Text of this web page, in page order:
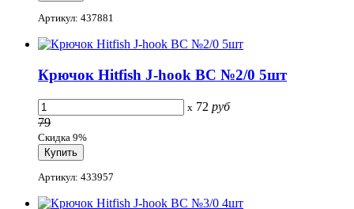
Артикул: 437881
Крючок Hitfish J-hook BC №2/0 5шт
x 72 руб
79
Скидка 9%
Артикул: 433957